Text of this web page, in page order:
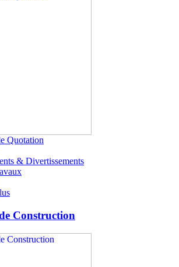
Quotation
& Divertissements
Construction